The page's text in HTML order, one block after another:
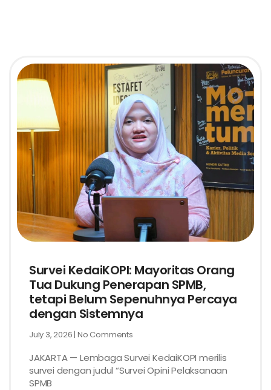
Survei KedaiKOPI: Mayoritas Orang
Tua Dukung Penerapan SPMB,
tetapi Belum Sepenuhnya Percaya
dengan Sistemnya
July 3, 2026 No Comments
JAKARTA — Lembaga Survei KedaiKOPI merilis
survei dengan judul “Survei Opini Pelaksanaan
SPMB